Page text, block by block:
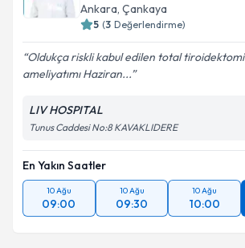
Ankara, Çankaya
5 (3 Değerlendirme)
Oldukça riskli kabul edilen total tiroidektomi
ameliyatımı Haziran...
LIV HOSPITAL
Tunus Caddesi No:8 KAVAKLIDERE
En Yakın Saatler
10 Ağu
09:00
10 Ağu
09:30
10 Ağu
10:00